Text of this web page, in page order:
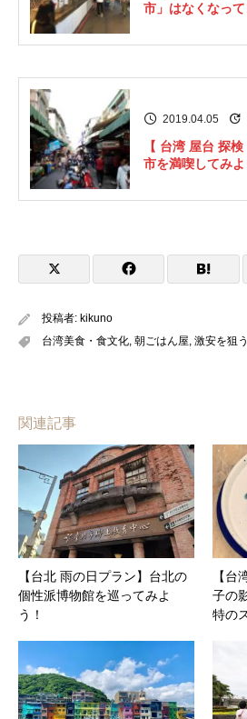
市」はなくなっ
2019.04.05
【 台湾 屋台 探
市を満喫してみよ
投稿者: kikuno
台湾美食・食文化, 朝ごはん屋, 激安を狙う
関連記事
【台北 雨の日プラン】台北の
個性派博物館を巡ってみよ
う！
【台
子の
特の